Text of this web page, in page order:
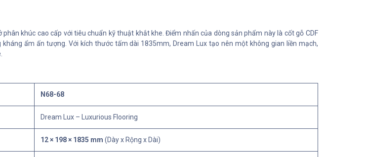
phân khúc cao cấp với tiêu chuẩn kỹ thuật khắt khe. Điểm nhấn của dòng sản phẩm này là cốt gỗ CDF
ẩm ấn tượng. Với kích thước tấm dài 1835mm, Dream Lux tạo nên một không gian liền mạch,
N68-68
Dream Lux – Luxurious Flooring
12 × 198 × 1835 mm (Dày x Rộng x Dài)